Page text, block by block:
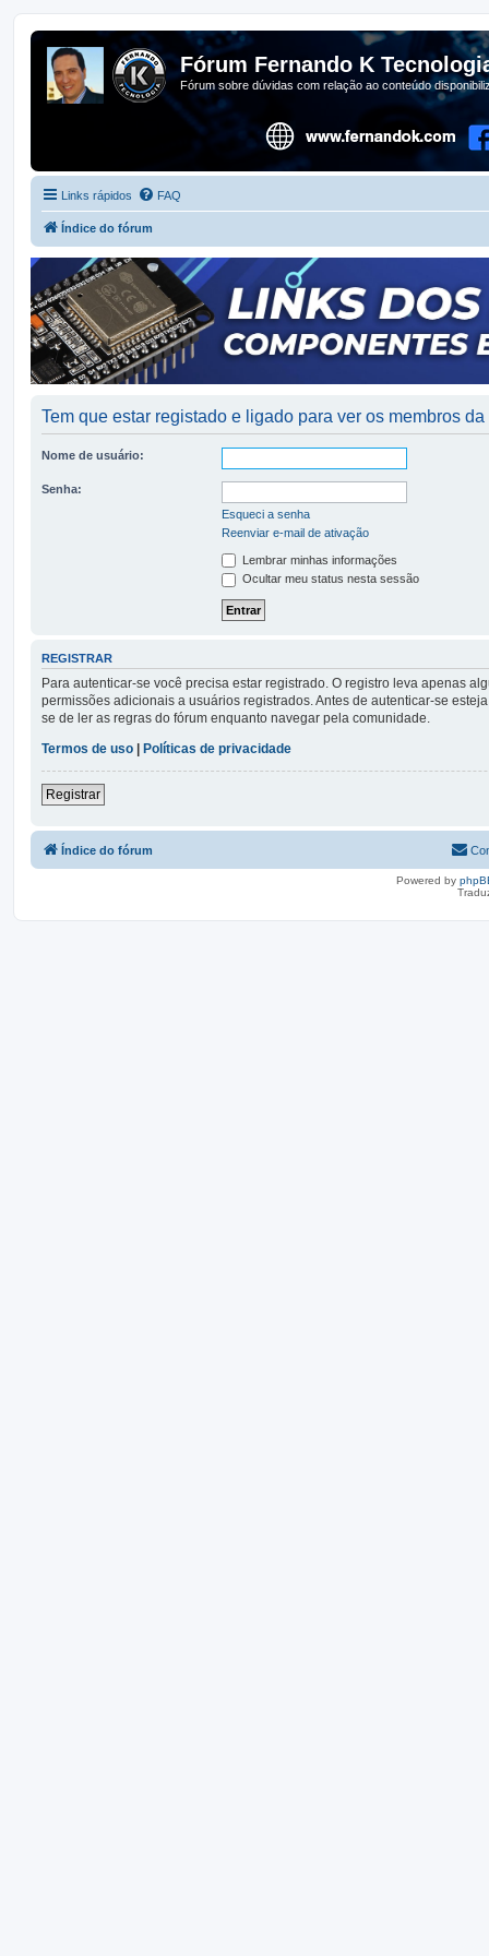
Fórum Fernando K
Fórum sobre dúvidas com relação ao conteúdo
Links rápidos FAQ
Índice do fórum
Tem que estar registado e ligado para ver os membros
Nome de usuário:
Senha:
Esqueci a senha
Reenviar e-mail de ativação
Lembrar minhas informações
Ocultar meu status nesta sessão
REGISTRAR
Para autenticar-se você precisa estar registrado. O registro leva apenas
permissões adicionais a usuários registrados. Antes de autenticar-se
se de ler as regras do fórum enquanto navegar pela comunidade.
Termos de uso
Políticas de privacidade
Registrar
Índice do fórum
Powered by